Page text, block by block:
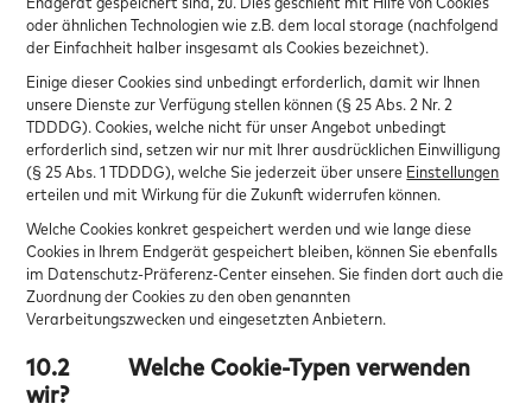
oder ähnlichen Technologien wie z.B. dem local storage (nachfolgend
der Einfachheit halber insgesamt als Cookies bezeichnet).
Einige dieser Cookies sind unbedingt erforderlich, damit wir Ihnen
unsere Dienste zur Verfügung stellen können (§ 25 Abs. 2 Nr. 2
TDDDG). Cookies, welche nicht für unser Angebot unbedingt
erforderlich sind, setzen wir nur mit Ihrer ausdrücklichen Einwilligung
(§ 25 Abs. 1 TDDDG), welche Sie jederzeit über unsere Einstellungen
erteilen und mit Wirkung für die Zukunft widerrufen können.
Welche Cookies konkret gespeichert werden und wie lange diese
Cookies in Ihrem Endgerät gespeichert bleiben, können Sie ebenfalls
im Datenschutz-Präferenz-Center einsehen. Sie finden dort auch die
Zuordnung der Cookies zu den oben genannten
Verarbeitungszwecken und eingesetzten Anbietern.
10.2
Welche Cookie-Typen verwenden
wir?